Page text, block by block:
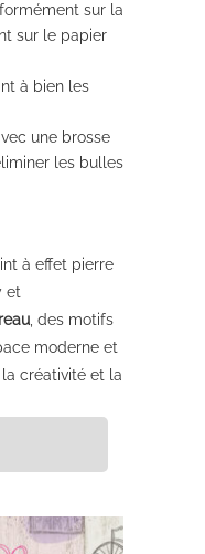
sur la
sur le papier
à bien les
une brosse
les bulles
à effet pierre
et
, des motifs
moderne et
créativité et la